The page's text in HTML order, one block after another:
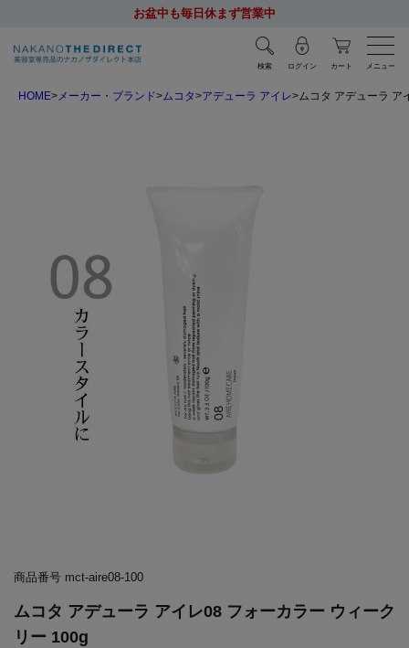
お盆中も毎日休まず営業中
検索 ログイン カート メニュー
HOME メーカー・ブランド ムコタ アデューラ アイレ ムコタ アデューラ ア
商品番号 mct-aire08-100
ムコタ アデューラ アイレ08 フォーカラー ウィーク
リー 100g